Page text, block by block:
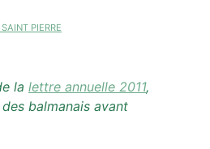
PIERRE
la lettre annuelle 2011,
balmanais avant